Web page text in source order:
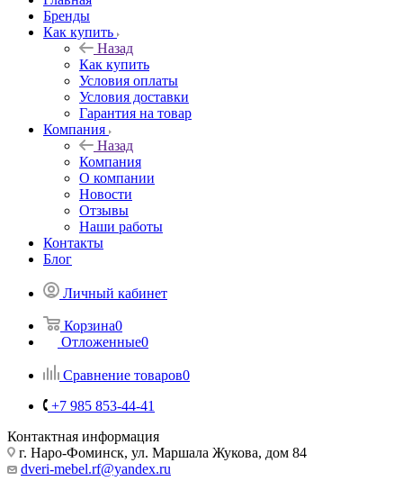
Бренды
Как купить
Назад
Как купить
Условия оплаты
Условия доставки
Гарантия на товар
Компания
Назад
Компания
О компании
Новости
Отзывы
Наши работы
Контакты
Блог
Личный кабинет
Корзина0
Отложенные0
Сравнение товаров0
+7 985 853-44-41
Контактная информация
г. Наро-Фоминск, ул. Маршала Жукова, дом 84
dveri-mebel.rf@yandex.ru